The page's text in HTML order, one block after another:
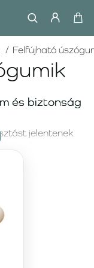
Felfújható
és biztonság
jelentenek
és
Legyen szó
vagy az első
biztonságot